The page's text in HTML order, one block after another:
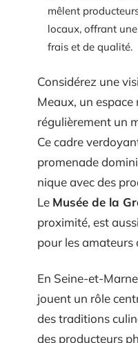
mêlent
locaux, offrant
frais et de qualité.
Considérez une
Meaux, un
régulièrement un
Ce cadre
promenade
nique avec des
Le Musée de la
proximité, est
pour les amateurs
En Seine-et-
jouent un rôle
des traditions
des producteurs